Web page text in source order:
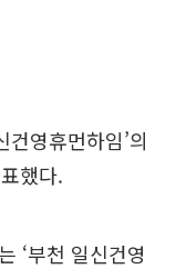
영휴먼하임’의
했다.
‘부천 일신건영